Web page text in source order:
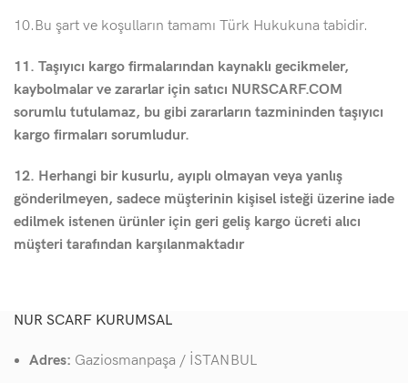
10.Bu şart ve koşulların tamamı Türk Hukukuna tabidir.
11. Taşıyıcı kargo firmalarından kaynaklı gecikmeler,
kaybolmalar ve zararlar için satıcı NURSCARF.COM
sorumlu tutulamaz, bu gibi zararların tazmininden taşıyıcı
kargo firmaları sorumludur.
12. Herhangi bir kusurlu, ayıplı olmayan veya yanlış
gönderilmeyen, sadece müşterinin kişisel isteği üzerine iade
edilmek istenen ürünler için geri geliş kargo ücreti alıcı
müşteri tarafından karşılanmaktadır
NUR SCARF KURUMSAL
Adres: Gaziosmanpaşa / İSTANBUL